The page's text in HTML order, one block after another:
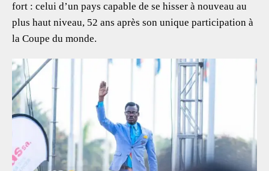
fort : celui d’un pays capable de se hisser à nouveau au
plus haut niveau, 52 ans après son unique participation à
la Coupe du monde.